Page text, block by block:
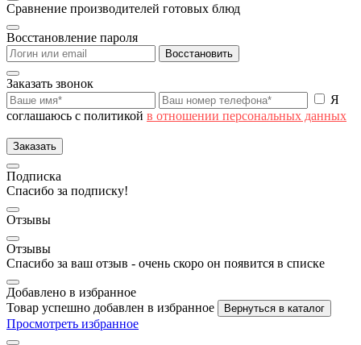
Сравнение производителей готовых блюд
Восстановление пароля
Восстановить
Заказать звонок
Я
соглашаюсь с политикой в отношении персональных данных
Заказать
Подписка
Спасибо за подписку!
Отзывы
Отзывы
Спасибо за ваш отзыв - очень скоро он появится в списке
Добавлено в избранное
Товар успешно добавлен в избранное
Вернуться в каталог
Просмотреть избранное